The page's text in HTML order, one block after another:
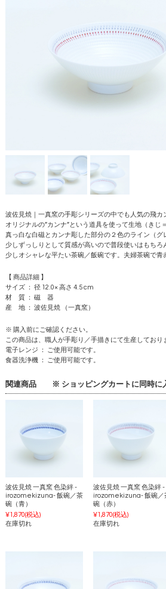
波佐見焼｜一真窯の手彫シリーズの中でも人気の飛
オリジナルの”カンナ”という道具を使って生地（き
真っ白な白磁とカンナ彫した部分の２色のライン（
少しずっしりとして質感が高いので普段使いはもち
少しオシャレな平たい茶碗／飯碗です。夫婦茶碗で青
【 商品詳細 】
サイズ ： 径 12.0× 高さ 4.5 cm
材 質 ： 磁 器
産 地 ： 波佐見焼 （一真窯）
※ 購入前にご確認ください。
この商品は、職人が手彫り／手描きにて生産してお
電子レンジ ： ご使用可能です。
食器洗浄機 ： ご使用可能です。
関連商品 ※ ショッピングカートに同時に入
波佐見焼 一真窯 色染絆 -
irozomekizuna- 飯碗／茶
碗（青）
¥1,870(税込)
在庫切れ
波佐見焼 一真窯 色染絆 -
irozomekizuna- 飯碗／
碗（赤）
¥1,870(税込)
在庫切れ